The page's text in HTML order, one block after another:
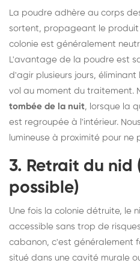
La poudre adhère au corps
sortent, propageant le produit
colonie est généralement
L'avantage de la poudre est
d'agir plusieurs jours,
vol au moment du traitement.
tombée de la nuit, lorsque la
est regroupée à l'intérieur.
lumineuse à proximité pour ne
3. Retrait du nid
possible)
Une fois la colonie détruite, le
accessible sans trop de
cabanon, c'est généralement
situé dans une cavité murale